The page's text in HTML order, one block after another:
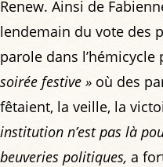
Renew. Ainsi de
lendemain du vote des
parole dans l’hémicycle
soirée festive » où des
fêtaient, la veille, la
institution n’est pas là
beuveries politiques, a